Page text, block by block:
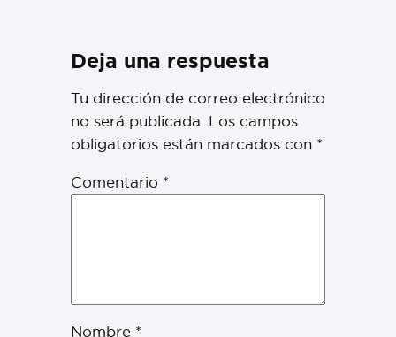
Deja una respuesta
Tu dirección de correo electrónico
no será publicada. Los campos
obligatorios están marcados con *
Comentario *
Nombre *